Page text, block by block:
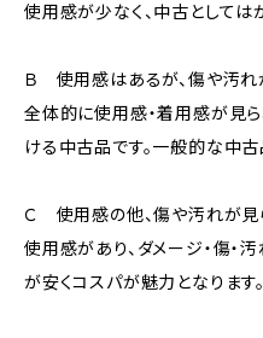
使用感が少なく、中古としては
Ｂ 使用感はあるが、傷や汚れ
全体的に使用感・着用感が見
ける中古品です。一般的な中古
Ｃ 使用感の他、傷や汚れが見
使用感があり、ダメージ・傷・
が安くコスパが魅力となります。